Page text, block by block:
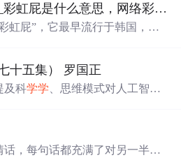
是什么意思网络语_彩虹屁是什么意思，网络彩虹屁夸人语录大全，彩虹屁是什么梗...
虹屁”，它最早流行于韩国，原
十五集） 罗国正
及科学学 、思维模式对人工智能
存在可商榷之处，如艺术应可
，每句话都充满了对另一半深